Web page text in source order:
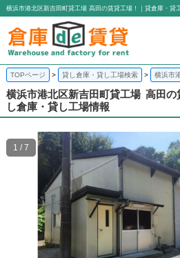
TOPページ 貸し倉庫・貸し工場検索 横浜市
横浜市港北区新吉田町貸工場 高田の
し倉庫・貸し工場情報
1 / 7